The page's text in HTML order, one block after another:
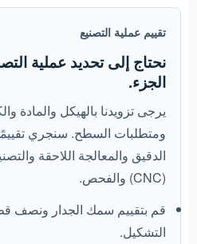
تقييم عملية التصنيع
نحتاج إلى تحديد عملية
الجزء.
يرجى تزويدنا بالهيكل والمادة
ومتطلبات السطح. سنجري
الدقيق والمعالجة اللاحقة
(CNC) والفحص.
قم بتقييم سمك الجدار ونصف
التشكيل.